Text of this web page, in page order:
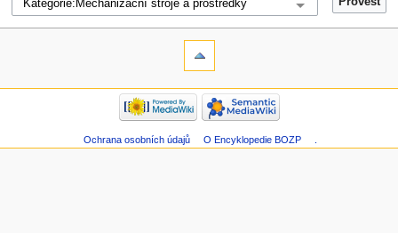
Ochrana osobních údajů O Encyklopedie BOZP